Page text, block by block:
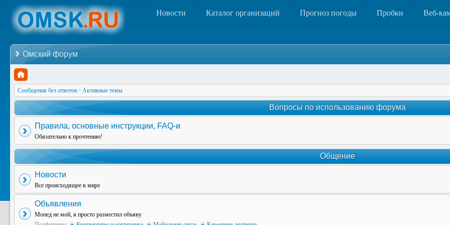
Новости Каталог организаций Прогноз погоды Пробки Веб-
Омский форум
Сообщения без ответов • Активные темы
Вопросы по использованию форума
Правила, основные инструкции, FAQ-и
Обязательно к прочтению!
Общение
Новости
Все происходящее в мире
Объявления
Мопед не мой, я просто разместил объяву